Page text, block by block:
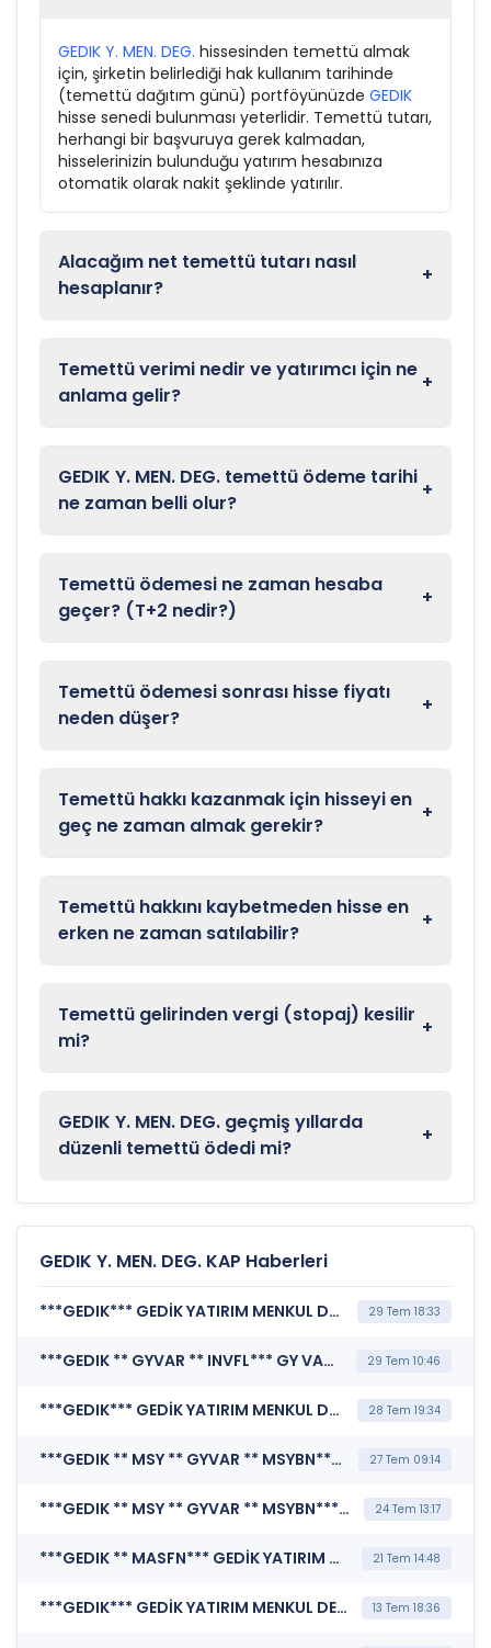
GEDIK Y. MEN. DEG. hissesinden temettü almak
için, şirketin belirlediği hak kullanım tarihinde
(temettü dağıtım günü) portföyünüzde GEDIK
hisse senedi bulunması yeterlidir. Temettü tutarı,
herhangi bir başvuruya gerek kalmadan,
hisselerinizin bulunduğu yatırım hesabınıza
otomatik olarak nakit şeklinde yatırılır.
Alacağım net temettü tutarı nasıl
hesaplanır?
+
Temettü verimi nedir ve yatırımcı için ne
anlama gelir?
+
GEDIK Y. MEN. DEG. temettü ödeme tarihi
ne zaman belli olur?
+
Temettü ödemesi ne zaman hesaba
geçer? (T+2 nedir?)
+
Temettü ödemesi sonrası hisse fiyatı
neden düşer?
+
Temettü hakkı kazanmak için hisseyi en
geç ne zaman almak gerekir?
+
Temettü hakkını kaybetmeden hisse en
erken ne zaman satılabilir?
+
Temettü gelirinden vergi (stopaj) kesilir
mi?
+
GEDIK Y. MEN. DEG. geçmiş yıllarda
düzenli temettü ödedi mi?
+
GEDIK Y. MEN. DEG. KAP Haberleri
***GEDIK*** GEDİK YATIRIM MENKUL DEĞERLER A.Ş. (TSRS Uyumlu Sürdürülebilirlik Raporu) 29 Tem 18:33
***GEDIK ** GYVAR ** INVFL*** GY VARLIK KİRALAMA A.Ş. (Pay Dışında Sermaye Piyasası Aracı İşlemlerine İlişkin Bildirim (Faizsiz)) 29 Tem 10:46
***GEDIK*** GEDİK YATIRIM MENKUL DEĞERLER A.Ş. (Yönetim Kurulu Komiteleri) 28 Tem 19:34
***GEDIK ** MSY ** GYVAR ** MSYBN*** GY VARLIK KİRALAMA A.Ş. (İhraç Belgesi) 27 Tem 09:14
***GEDIK ** MSY ** GYVAR ** MSYBN*** GY VARLIK KİRALAMA A.Ş. (İhraç Tavanına İlişkin Bildirim) 24 Tem 13:17
***GEDIK ** MASFN*** GEDİK YATIRIM MENKUL DEĞERLER A.Ş. (Fiyat Tespit Raporuna İlişkin Analist Raporu (Halka Arza Aracılık Eden Kuruluş Dışında Farklı bir Kuruluş Tarafından Hazırlanan)) 21 Tem 14:48
***GEDIK*** GEDİK YATIRIM MENKUL DEĞERLER A.Ş. (Şirket Genel Bilgi Formu) 13 Tem 18:36